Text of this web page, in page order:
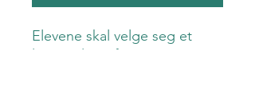
Elevene skal velge seg et
leserinnlegg fra Si:D, og